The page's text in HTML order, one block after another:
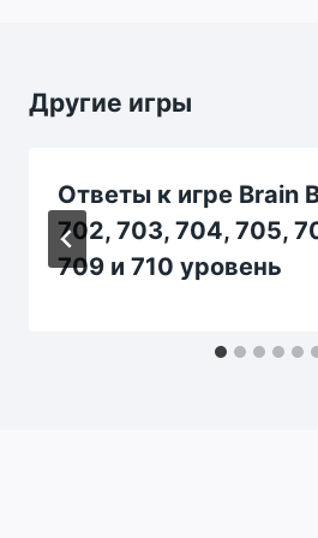
Другие игры
Ответы к игре Brain
702, 703, 704, 705,
709 и 710 уровень